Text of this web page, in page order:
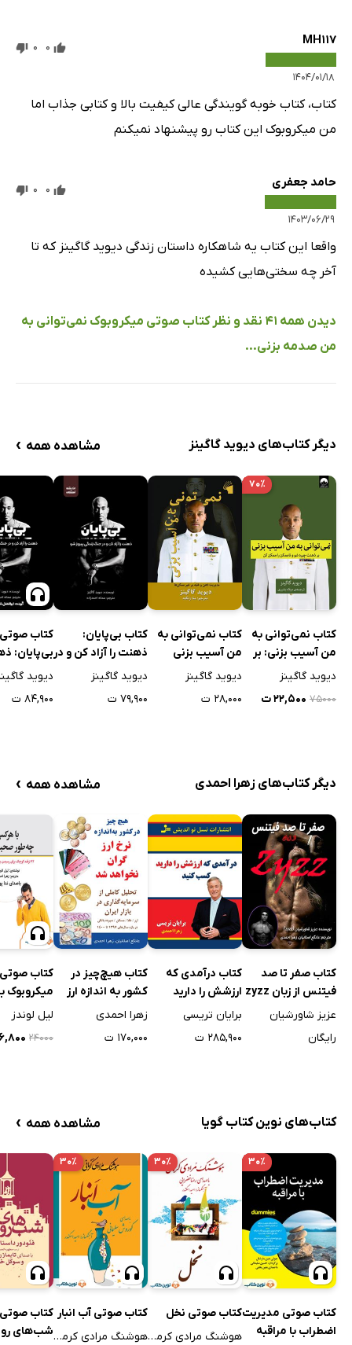
MH117
۱۴۰۴/۰۱/۱۸
0
0
کتاب، کتاب خوبه گویندگی عالی کیفیت بالا و کتابی جذاب اما
من میکروبوک این کتاب رو پیشنهاد نمیکنم
حامد جعفری
۱۴۰۳/۰۶/۲۹
0
0
واقعا این کتاب یه شاهکاره داستان زندگی دیوید گاگینز که تا
آخر چه سختی‌هایی کشیده
دیدن همه 41 نقد و نظر کتاب صوتی میکروبوک نمی‌توانی به
من صدمه بزنی...
دیگر کتاب‌های دیوید گاگینز مشاهده همه ›
۷۰٪
کتاب نمی‌توانی به
من آسیب بزنی: بر
ذهنت چیره شو و
دیوید گاگینز
۷۵۰۰۰ ۲۲,۵۰۰ ت
کتاب نمی‌توانی به
من آسیب بزنی
دیوید گاگینز
۲۸,۰۰۰ ت
کتاب بی‌پایان:
ذهنت را آزاد کن و در
جنگ زندگی پیروز شو
دیوید گاگینز
۷۹,۹۰۰ ت
کتاب صوتی
بی‌پایان:
آزاد کن و
دیوید
۸۴,۹۰۰ ت
دیگر کتاب‌های زهرا احمدی مشاهده همه ›
کتاب صفر تا صد
فیتنس از زبان zyzz
عزیز شاورشیان
رایگان
کتاب درآمدی که
ارزشش را دارید
کسب کنید
برایان تریسی
۲۸۵,۹۰۰ ت
کتاب هیچ‌چیز در
کشور به اندازه ارز
گران نخواهد شد!
زهرا احمدی
۱۷۰,۰۰۰ ت
کتاب صوتی
میکروبوک
کسی چه
لیل لوندز
۲۴۰۰۰
کتاب‌های نوین کتاب گویا مشاهده همه ›
۳۰٪
کتاب صوتی مدیریت
اضطراب با مراقبه
۳۰٪
کتاب صوتی نخل
هوشنگ مرادی کرمانی
۳۰٪
کتاب صوتی آب انبار
هوشنگ مرادی کرمانی
کتاب صوتی
شب‌های